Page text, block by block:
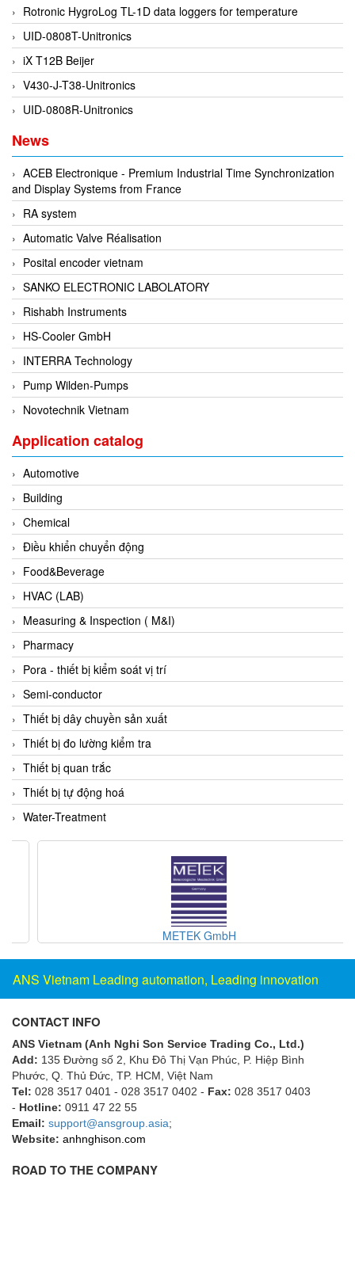
Dongdo Tech
Donghwa Valve
Dongkun
Dosing Pump
DR. NEUMANN Peltier-Technik
Dropsa Vietnam
Druck
DSTI
DUCATI
Duclean
Dukin Besko
Dunkermotoren
Durag
Dwyer
DYH
Dynisco
E+H
E2S
Earthtech
Eaton
EBMPAPST
ECKERLE
Ecom-EX
ECONEX
Edward
EES
EGE Elektronik
Eilersen Vietnam
Ekstrom-Carlson
Elands Cable Vietnam
Elap Vietnam
Electro Adda
Electro Industries
Electronic Design System S.R.L Vietnam
Elektrogas Vietnam
ELETTA
Elettrotek Kabel
ELGO Electronic
ELIS PLZEŇ
ELMEKO
ELMESS-Thermosystemtechnik
Eltex-Elektrostatik
Rotronic HygroLog TL-1D data loggers for temperature
UID-0808T-Unitronics
iX T12B Beijer
V430-J-T38-Unitronics
UID-0808R-Unitronics
News
ACEB Electronique - Premium Industrial Time Synchronization
and Display Systems from France
RA system
Automatic Valve Réalisation
Posital encoder vietnam
SANKO ELECTRONIC LABOLATORY
Rishabh Instruments
HS-Cooler GmbH
INTERRA Technology
Pump Wilden-Pumps
Novotechnik Vietnam
Application catalog
Automotive
Building
Chemical
Điều khiển chuyển động
Food&Beverage
HVAC (LAB)
Measuring & Inspection ( M&I)
Pharmacy
Pora - thiết bị kiểm soát vị trí
Semi-conductor
Thiết bị dây chuyền sản xuất
Thiết bị đo lường kiểm tra
Thiết bị quan trắc
Thiết bị tự động hoá
Water-Treatment
METEK GmbH
ANS Vietnam Leading automation, Leading innovation
CONTACT INFO
ANS Vietnam (Anh Nghi Son Service Trading Co., Ltd.)
Add: 135 Đường số 2, Khu Đô Thị Vạn Phúc, P. Hiệp Bình
Phước, Q. Thủ Đức, TP. HCM , Việt Nam
Tel: 028 3517 0401 - 028 3517 0402 - Fax: 028 3517 0403
- Hotline: 0911 47 22 55
Email: support@ansgroup.asia;
Website: anhnghison.com
ROAD TO THE COMPANY